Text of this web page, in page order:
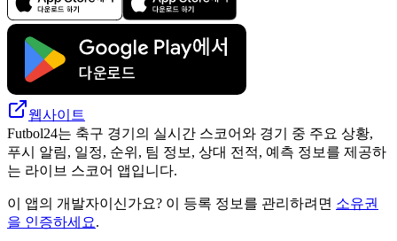
웹사이트
Futbol24는 축구 경기의 실시간 스코어와 경기 중 주요 상황,
푸시 알림, 일정, 순위, 팀 정보, 상대 전적, 예측 정보를 제공하
는 라이브 스코어 앱입니다.
이 앱의 개발자이신가요? 이 등록 정보를 관리하려면 소유권
을 인증하세요.